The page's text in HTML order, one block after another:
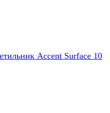
Accent Surface 10